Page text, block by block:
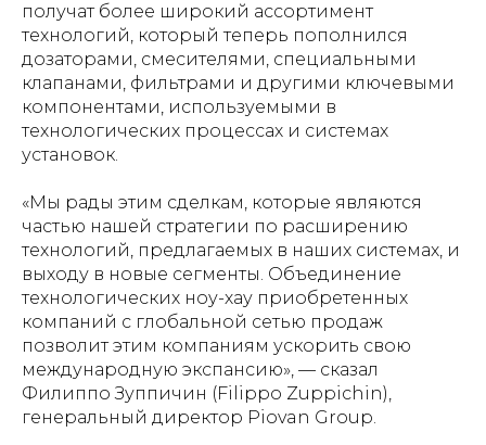
получат более широкий ассортимент
технологий, который теперь пополнился
дозаторами, смесителями, специальными
клапанами, фильтрами и другими ключевыми
компонентами, используемыми в
технологических процессах и системах
установок.
«Мы рады этим сделкам, которые являются
частью нашей стратегии по расширению
технологий, предлагаемых в наших системах, и
выходу в новые сегменты. Объединение
технологических ноу-хау приобретенных
компаний с глобальной сетью продаж
позволит этим компаниям ускорить свою
международную экспансию», — сказал
Филиппо Зуппичин (Filippo Zuppichin),
генеральный директор Piovan Group.